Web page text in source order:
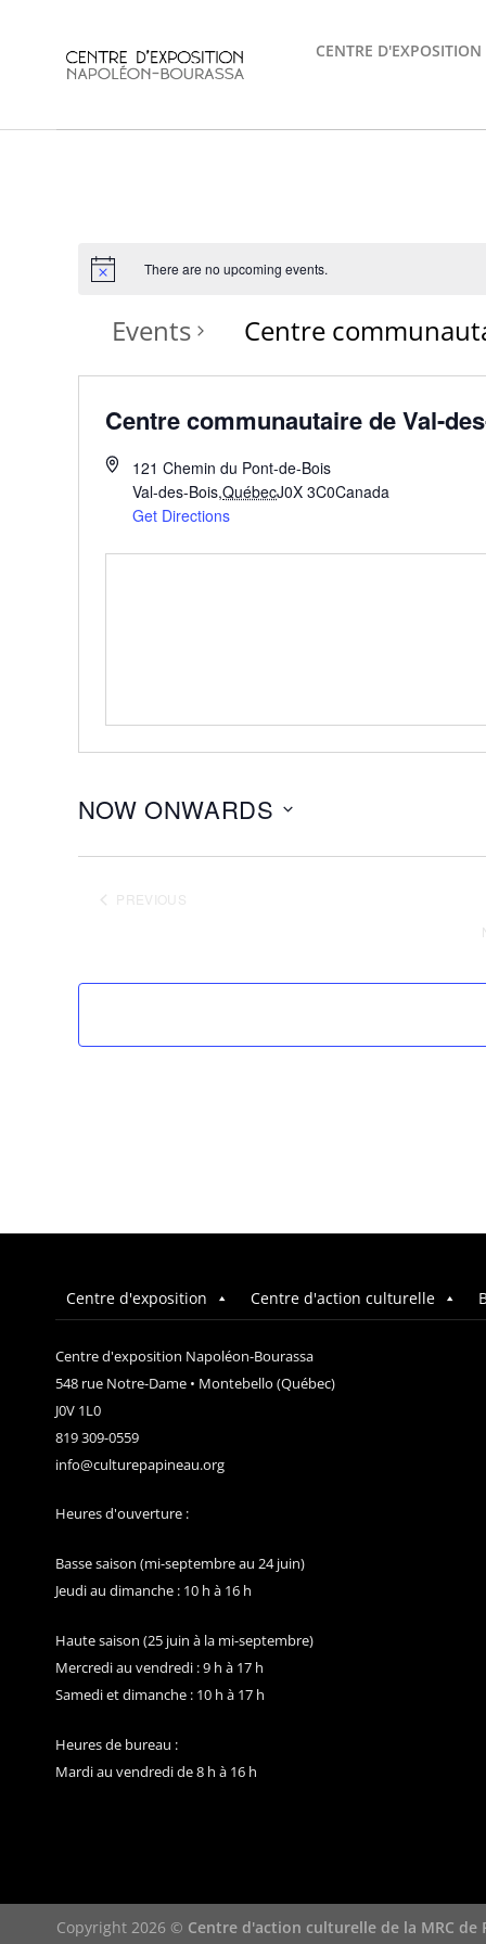
CENTRE D'EXPOSITION
There are no upcoming events.
Events Centre
Centre communautaire de Val-
121 Chemin du Pont-de-Bois
Val-des-Bois,QuébecJ0X 3C0Canada
Get Directions
NOW ONWARDS
PREVIOUS
Centre d'exposition Centre d'action culturelle
Centre d'exposition Napoléon-Bourassa
548 rue Notre-Dame • Montebello (Québec)
J0V 1L0
819 309-0559
info@culturepapineau.org
Heures d'ouverture :
Basse saison (mi-septembre au 24 juin)
Jeudi au dimanche : 10 h à 16 h
Haute saison (25 juin à la mi-septembre)
Mercredi au vendredi : 9 h à 17 h
Samedi et dimanche : 10 h à 17 h
Heures de bureau :
Mardi au vendredi de 8 h à 16 h
Copyright 2026 © Centre d'action culturelle de la MRC de